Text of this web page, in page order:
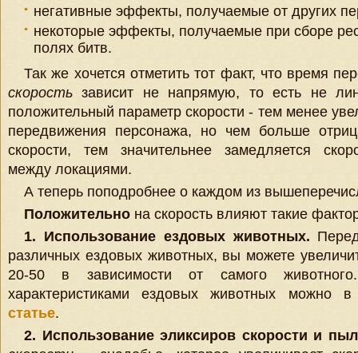
негативные эффекты, получаемые от других
некоторые эффекты, получаемые при сборе
полях битв.
Так же хочется отметить тот факт, что время
скорость зависит не напрямую, то есть не
положительный параметр скорости - тем менее
передвижения персонажа, но чем больше
скорости, тем значительнее замедляется
между локациями.
А теперь поподробнее о каждом из
Положительно на скорость влияют такие
1. Использование ездовых животных.
различных ездовых животных, вы можете
20-50 в зависимости от самого
характеристиками ездовых животных можно
статье.
2. Использование эликсиров скорости и